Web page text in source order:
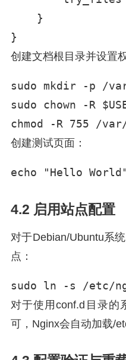
    }
}
创建文档根目录并设置
sudo mkdir -p /var/
sudo chown -R
chmod -R 755 /var/
创建测试页面：
echo "Hello
4.2 启用站点配置
对于Debian/Ubuntu系
点：
sudo ln -s /etc/
对于使用conf.d目录的
可，Nginx会自动加载/